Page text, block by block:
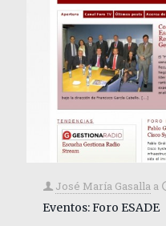
José María Gasalla a
Eventos: Foro ESADE